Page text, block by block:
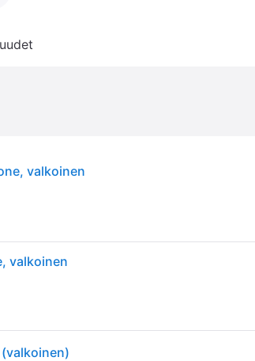
valkoinen
valkoinen